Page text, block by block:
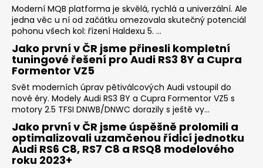
Moderní MQB platforma je skvělá, rychlá a univerzální. Ale
jedna věc u ní od začátku omezovala skutečný potenciál
pohonu všech kol: řízení Haldexu 5. ...
Jako první v ČR jsme přinesli kompletní
tuningové řešení pro Audi RS3 8Y a Cupra
Formentor VZ5
Svět moderních úprav pětiválcových Audi vstoupil do
nové éry. Modely Audi RS3 8Y a Cupra Formentor VZ5 s
motory 2.5 TFSI DNWB/DNWC dorazily s ještě vy...
Jako první v ČR jsme úspěšně prolomili a
optimalizovali uzamčenou řídicí jednotku
Audi RS6 C8, RS7 C8 a RSQ8 modelového
roku 2023+